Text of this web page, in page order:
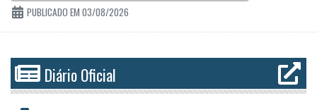
PUBLICADO EM 03/08/2026
Diário Oficial